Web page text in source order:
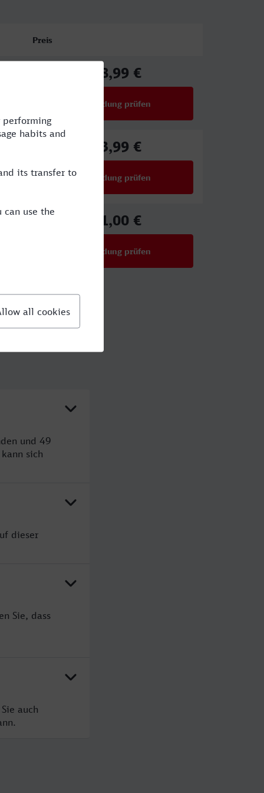
Preis
38,99 €
Verbindung prüfen
33,99 €
Verbindung prüfen
51,00 €
Verbindung prüfen
und 49
sich
dieser
Sie, dass
auch